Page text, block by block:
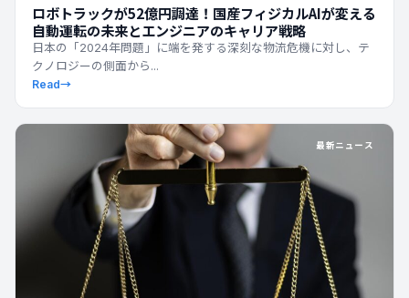
ロボトラックが52億円調達！国産フィジカルAIが変える
自動運転の未来とエンジニアのキャリア戦略
日本の「2024年問題」に端を発する深刻な物流危機に対し、テ
クノロジーの側面から...
Read→
最新ニュース